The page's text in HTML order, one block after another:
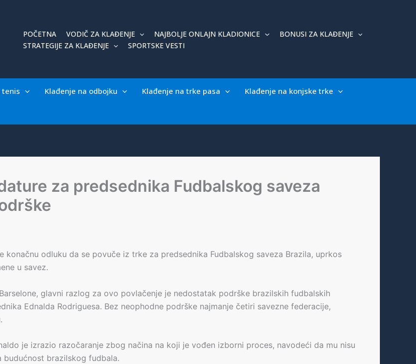
POČETNA VODIČ ZA KLAĐENJE NAJBOLJE ONLAJN KLADIONICE
BONUSI ZA KLAĐENJE
STRATEGIJE ZA KLAĐENJE
SPORTSKE VESTI
tenis Klađenje na odbojku Klađenje na trke pasa Klađenje na konjske trke
za predsednika Fudbalskog saveza
konačnu odluku da se povuče iz trke za predsednika Fudbalskog saveza Brazila, uprkos
u savez.
glavni razlog za ovo povlačenje je nedostatak podrške brazilskih fudbalskih
Ednalda Rodriguesa. Bez neophodne podrške najmanje četiri savezne federacije,
je izrazio razočaranje zbog načina na koji je vođen izborni proces, navodeći da mu nisu
brazilskog fudbala.